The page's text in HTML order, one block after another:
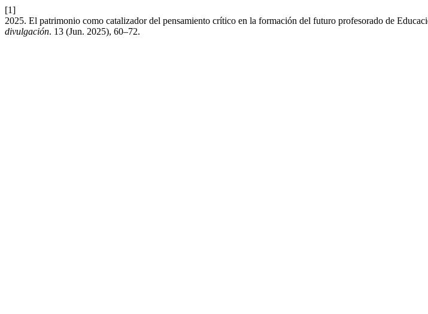
[1]
2025. El patrimonio como catalizador del pensamiento crítico en la formación del futuro profesorado de
divulgación. 13 (Jun. 2025), 60–72.